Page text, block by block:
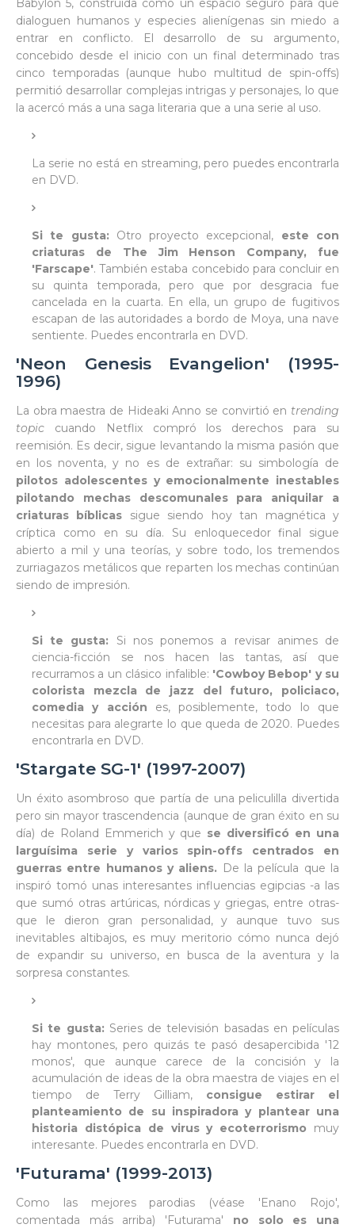
Babylon 5, construida como un espacio seguro para que
dialoguen humanos y especies alienígenas sin miedo a
entrar en conflicto. El desarrollo de su argumento,
concebido desde el inicio con un final determinado tras
cinco temporadas (aunque hubo multitud de spin-offs)
permitió desarrollar complejas intrigas y personajes, lo que
la acercó más a una saga literaria que a una serie al uso.
La serie no está en streaming, pero puedes encontrarla
en DVD.
Si te gusta: Otro proyecto excepcional, este con
criaturas de The Jim Henson Company, fue
'Farscape'. También estaba concebido para concluir en
su quinta temporada, pero que por desgracia fue
cancelada en la cuarta. En ella, un grupo de fugitivos
escapan de las autoridades a bordo de Moya, una nave
sentiente. Puedes encontrarla en DVD.
'Neon Genesis Evangelion' (1995-
1996)
La obra maestra de Hideaki Anno se convirtió en trending
topic cuando Netflix compró los derechos para su
reemisión. Es decir, sigue levantando la misma pasión que
en los noventa, y no es de extrañar: su simbología de
pilotos adolescentes y emocionalmente inestables
pilotando mechas descomunales para aniquilar a
criaturas bíblicas sigue siendo hoy tan magnética y
críptica como en su día. Su enloquecedor final sigue
abierto a mil y una teorías, y sobre todo, los tremendos
zurriagazos metálicos que reparten los mechas continúan
siendo de impresión.
Si te gusta: Si nos ponemos a revisar animes de
ciencia-ficción se nos hacen las tantas, así que
recurramos a un clásico infalible: 'Cowboy Bebop' y su
colorista mezcla de jazz del futuro, policiaco,
comedia y acción es, posiblemente, todo lo que
necesitas para alegrarte lo que queda de 2020. Puedes
encontrarla en DVD.
'Stargate SG-1' (1997-2007)
Un éxito asombroso que partía de una peliculilla divertida
pero sin mayor trascendencia (aunque de gran éxito en su
día) de Roland Emmerich y que se diversificó en una
larguísima serie y varios spin-offs centrados en
guerras entre humanos y aliens. De la película que la
inspiró tomó unas interesantes influencias egipcias -a las
que sumó otras artúricas, nórdicas y griegas, entre otras-
que le dieron gran personalidad, y aunque tuvo sus
inevitables altibajos, es muy meritorio cómo nunca dejó
de expandir su universo, en busca de la aventura y la
sorpresa constantes.
Si te gusta: Series de televisión basadas en películas
hay montones, pero quizás te pasó desapercibida '12
monos', que aunque carece de la concisión y la
acumulación de ideas de la obra maestra de viajes en el
tiempo de Terry Gilliam, consigue estirar el
planteamiento de su inspiradora y plantear una
historia distópica de virus y ecoterrorismo muy
interesante. Puedes encontrarla en DVD.
'Futurama' (1999-2013)
Como las mejores parodias (véase 'Enano Rojo',
comentada más arriba) 'Futurama' no solo es una